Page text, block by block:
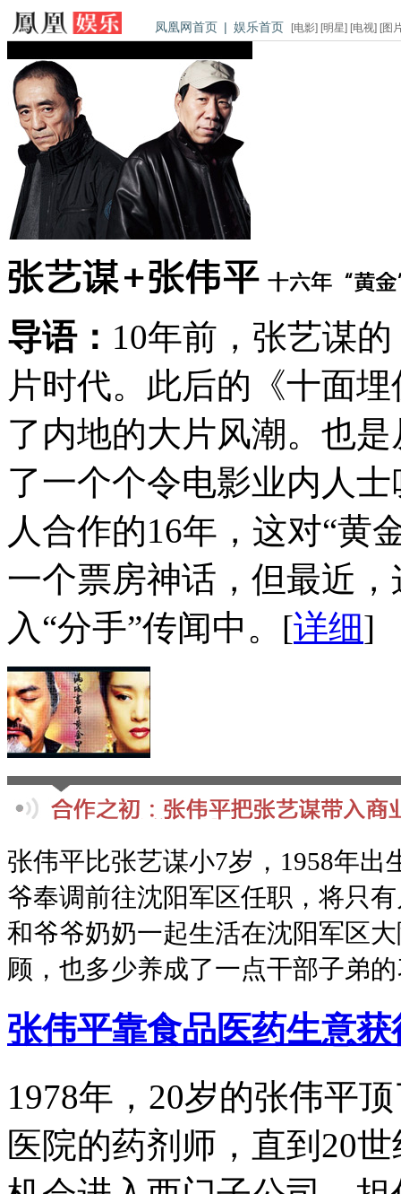
凤凰网首页 | 娱乐首页 [电影] [明星] [电视] [图
导语： 10年前，张艺谋
片时代。此后的《十面
了内地的大片风潮。也
了一个个令电影业内人
人合作的16年，这对“黄
一个票房神话，但最近
入“分手”传闻中。 [详细]
张伟平比张艺谋小7岁，1958年
爷奉调前往沈阳军区任职，将只
和爷爷奶奶一起生活在沈阳军区
顾，也多少养成了一点干部子弟
张伟平靠食品医药生意
1978年，20岁的张伟平
医院的药剂师，直到20